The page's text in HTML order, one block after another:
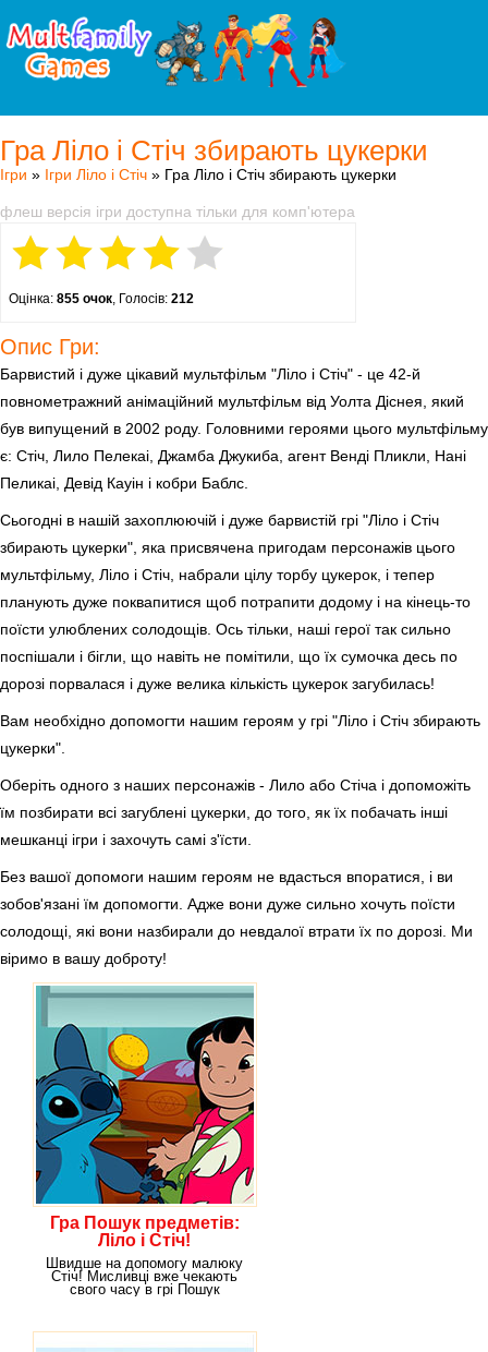
Гра Ліло і Стіч збирають цукерки
Ігри » Ігри Ліло і Стіч » Гра Ліло і Стіч збирають цукерки
флеш версія ігри доступна тільки для комп'ютера
Оцінка: 855 очок, Голосів: 212
Опис Гри:
Барвистий і дуже цікавий мультфільм "Ліло і Стіч" - це 42-й
повнометражний анімаційний мультфільм від Уолта Діснея, який
був випущений в 2002 роду. Головними героями цього мультфільму
є: Стіч, Лило Пелекаі, Джамба Джукиба, агент Венді Пликли, Нані
Пеликаі, Девід Кауін і кобри Баблс.
Сьогодні в нашій захоплюючій і дуже барвистій грі "Ліло і Стіч
збирають цукерки", яка присвячена пригодам персонажів цього
мультфільму, Ліло і Стіч, набрали цілу торбу цукерок, і тепер
планують дуже поквапитися щоб потрапити додому і на кінець-то
поїсти улюблених солодощів. Ось тільки, наші герої так сильно
поспішали і бігли, що навіть не помітили, що їх сумочка десь по
дорозі порвалася і дуже велика кількість цукерок загубилась!
Вам необхідно допомогти нашим героям у грі "Ліло і Стіч збирають
цукерки".
Оберіть одного з наших персонажів - Лило або Стіча і допоможіть
їм позбирати всі загублені цукерки, до того, як їх побачать інші
мешканці ігри і захочуть самі з'їсти.
Без вашої допомоги нашим героям не вдасться впоратися, і ви
зобов'язані їм допомогти. Адже вони дуже сильно хочуть поїсти
солодощі, які вони назбирали до невдалої втрати їх по дорозі. Ми
віримо в вашу доброту!
Гра Пошук предметів:
Ліло і Стіч!
Швидше на допомогу малюку
Стіч! Мисливці вже чекають
свого часу в грі Пошук